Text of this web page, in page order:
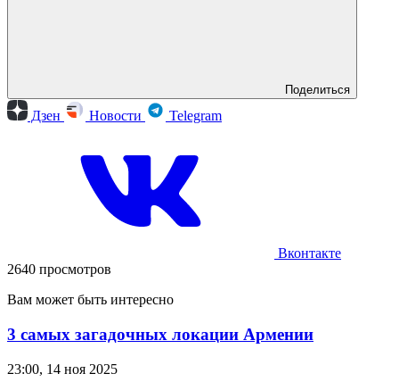
Поделиться
Дзен Новости Telegram
Вконтакте
2640 просмотров
Вам может быть интересно
3 самых загадочных локации Армении
23:00, 14 ноя 2025